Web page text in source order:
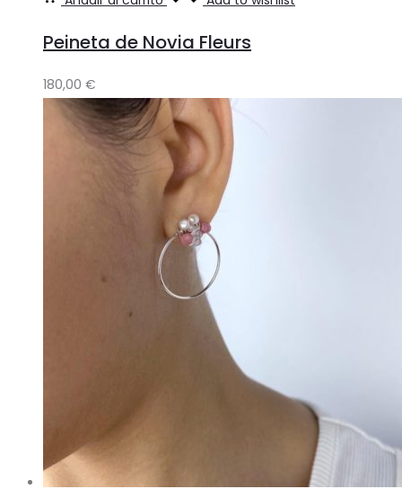
Peineta de Novia Fleurs
180,00 €